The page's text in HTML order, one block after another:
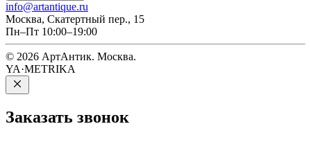
info@artantique.ru
Москва, Скатертный пер., 15
Пн–Пт 10:00–19:00
© 2026 АртАнтик. Москва.
YA·METRIKA
Заказать звонок